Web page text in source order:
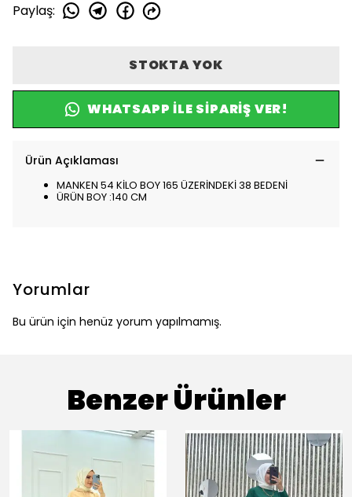
Paylaş:
STOKTA YOK
WHATSAPP ILE SIPARIŞ VER!
Ürün Açıklaması
MANKEN 54 KİLO BOY 165 ÜZERİNDEKİ 38 BEDENİ
ÜRÜN BOY :140 CM
Yorumlar
Bu ürün için henüz yorum yapılmamış.
Benzer Ürünler